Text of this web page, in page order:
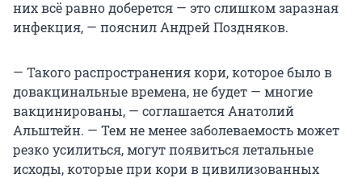
них всё равно доберется — это слишком заразная
инфекция, — пояснил Андрей Поздняков.
— Такого распространения кори, которое было в
довакцинальные времена, не будет — многие
вакцинированы, — соглашается Анатолий
Альштейн. — Тем не менее заболеваемость может
резко усилиться, могут появиться летальные
исходы, которые при кори в цивилизованных